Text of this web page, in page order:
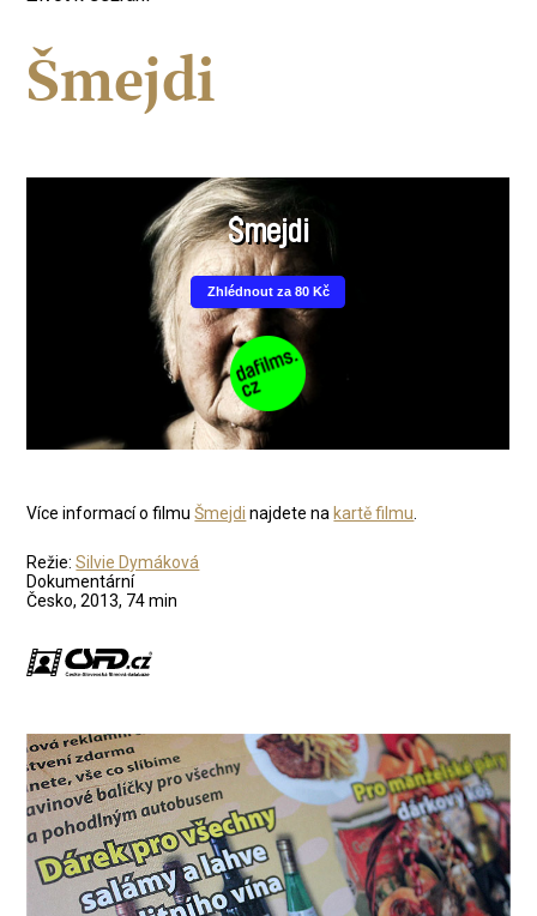
Šmejdi
Více informací o filmuŠmejdi najdete na kartě filmu
Režie:Silvie Dymáková
Dokumentární
Česko, 2013, 74 min